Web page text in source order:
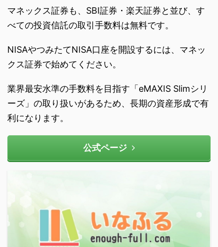
マネックス証券も、SBI証券・楽天証券と並び、す
べての投資信託の取引手数料は無料です。
NISAやつみたてNISA口座を開設するには、マネッ
クス証券で始めてください。
業界最安水準の手数料を目指す「eMAXIS Slimシリ
ーズ」の取り扱いがあるため、長期の資産形成で有
利になります。
公式ページ